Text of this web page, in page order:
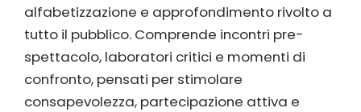
alfabetizzazione e approfondimento rivolto a
tutto il pubblico. Comprende incontri pre-
spettacolo, laboratori critici e momenti di
confronto, pensati per stimolare
consapevolezza, partecipazione attiva e